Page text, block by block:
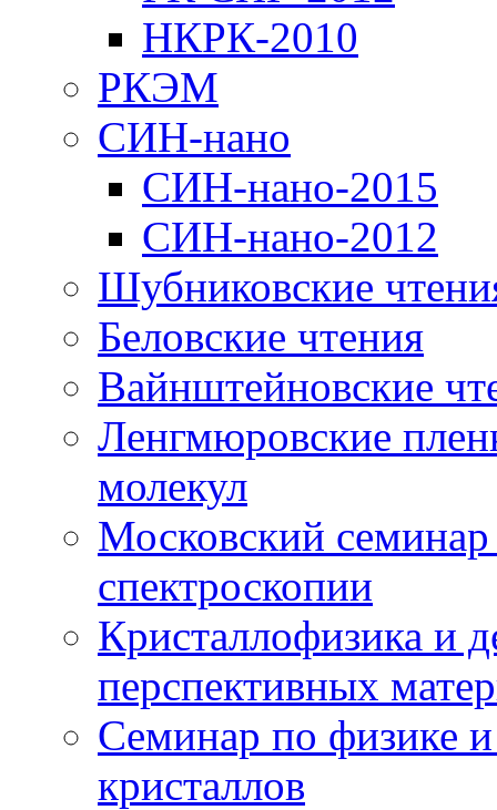
НКРК-2010
РКЭМ
СИН-нано
СИН-нано-2015
СИН-нано-2012
Шубниковские
Беловские чтения
Вайнштейновские
Ленгмюровские
молекул
Московский
спектроскопии
Кристаллофизика и
перспективных
Семинар по физике
кристаллов